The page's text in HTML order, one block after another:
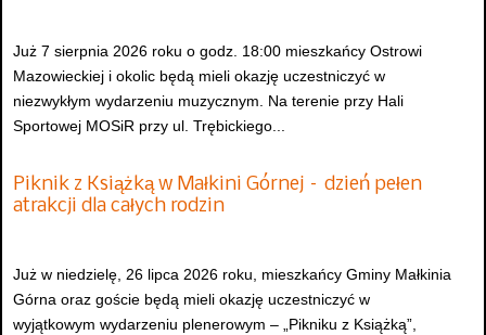
Już 7 sierpnia 2026 roku o godz. 18:00 mieszkańcy Ostrowi
Mazowieckiej i okolic będą mieli okazję uczestniczyć w
niezwykłym wydarzeniu muzycznym. Na terenie przy Hali
Sportowej MOSiR przy ul. Trębickiego...
Piknik z Książką w Małkini Górnej – dzień pełen
atrakcji dla całych rodzin
Już w niedzielę, 26 lipca 2026 roku, mieszkańcy Gminy Małkinia
Górna oraz goście będą mieli okazję uczestniczyć w
wyjątkowym wydarzeniu plenerowym – „Pikniku z Książką”,